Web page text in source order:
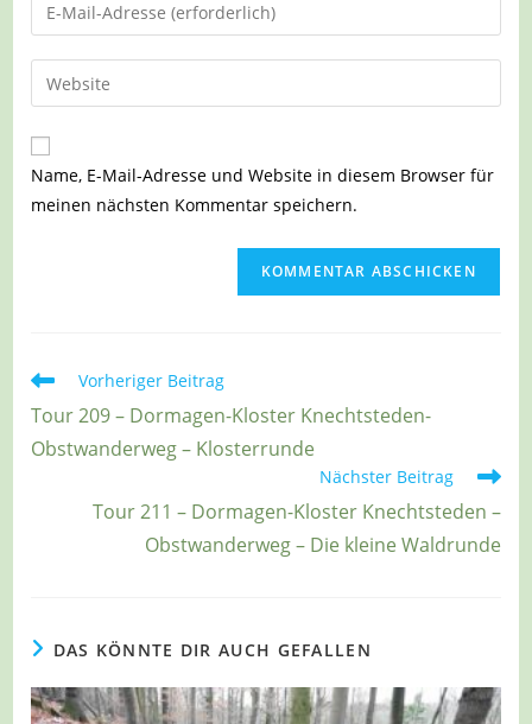
oder
zum
Kommentieren
ein
deine
E-
Mail-
zum
Kommentieren
ein
Gib
deine
Website-
URL
Name, E-Mail-Adresse und Website in diesem Browser für
meinen nächsten Kommentar speichern.
Weitere
ansehen
Vorheriger Beitrag
Tour 209 – Dormagen-Kloster Knechtsteden-
Obstwanderweg – Klosterrunde
Nächster Beitrag
Tour 211 – Dormagen-Kloster Knechtsteden –
Obstwanderweg – Die kleine Waldrunde
DAS KÖNNTE DIR AUCH GEFALLEN